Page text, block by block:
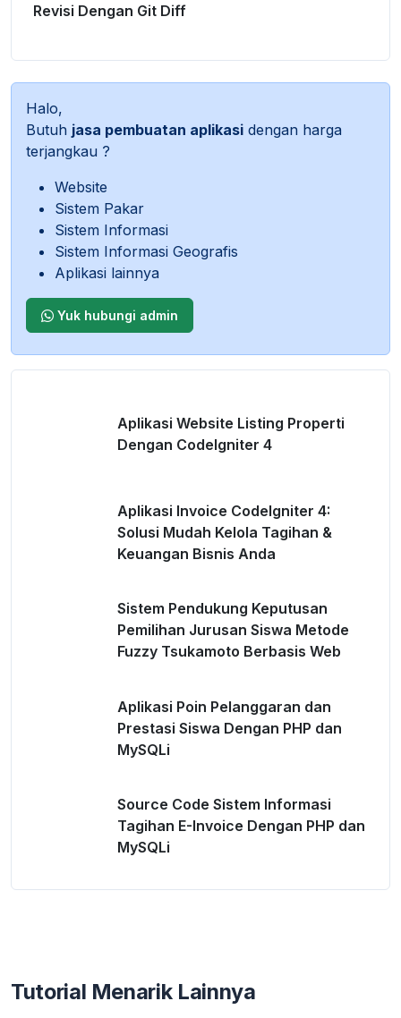
Revisi Dengan Git Diff
Halo,
Butuh jasa pembuatan aplikasi dengan harga
terjangkau ?
Website
Sistem Pakar
Sistem Informasi
Sistem Informasi Geografis
Aplikasi lainnya
Yuk hubungi admin
Aplikasi Website Listing Properti
Dengan CodeIgniter 4
Aplikasi Invoice CodeIgniter 4:
Solusi Mudah Kelola Tagihan &
Keuangan Bisnis Anda
Sistem Pendukung Keputusan
Pemilihan Jurusan Siswa Metode
Fuzzy Tsukamoto Berbasis Web
Aplikasi Poin Pelanggaran dan
Prestasi Siswa Dengan PHP dan
MySQLi
Source Code Sistem Informasi
Tagihan E-Invoice Dengan PHP dan
MySQLi
Tutorial Menarik Lainnya